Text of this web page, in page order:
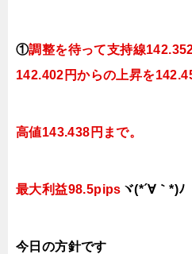
①調整を待って支持線
142.402円からの上昇を
高値143.438円まで。
最大利益98.5pips ヾ(*´∀｀*)ﾉ
今日 の方針です